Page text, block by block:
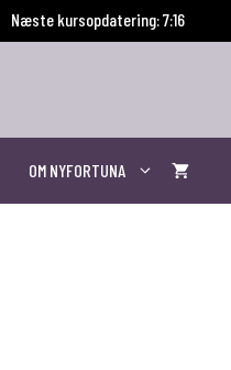
Næste kursopdatering: 7:15
OM NYFORTUNA